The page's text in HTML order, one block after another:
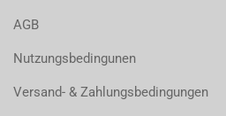
AGB
Nutzungsbedingunen
Versand- & Zahlungsbedingungen